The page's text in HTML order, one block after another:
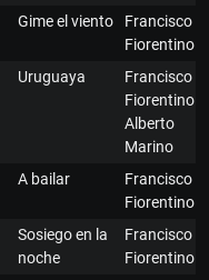
Gime el viento
Francisco
Fiorentino
Uruguaya
Francisco
Fiorentino y
Alberto
Marino
A bailar
Francisco
Fiorentino
Sosiego en la
noche
Francisco
Fiorentino